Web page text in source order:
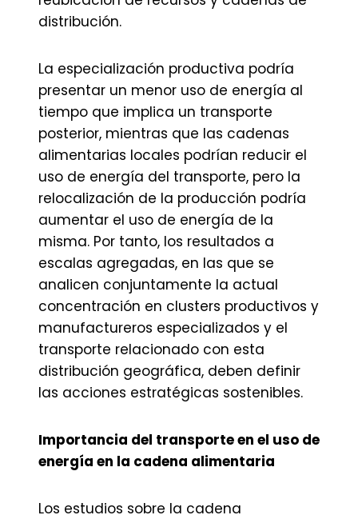
distribución.
La especialización productiva podría
presentar un menor uso de energía al
tiempo que implica un transporte
posterior, mientras que las cadenas
alimentarias locales podrían reducir el
uso de energía del transporte, pero la
relocalización de la producción podría
aumentar el uso de energía de la
misma. Por tanto, los resultados a
escalas agregadas, en las que se
analicen conjuntamente la actual
concentración en clusters productivos y
manufactureros especializados y el
transporte relacionado con esta
distribución geográfica, deben definir
las acciones estratégicas sostenibles.
Importancia del transporte en el uso de
energía en la cadena alimentaria
Los estudios sobre la cadena